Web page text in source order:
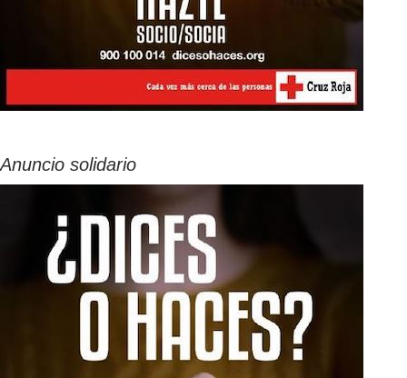
Anuncio solidario